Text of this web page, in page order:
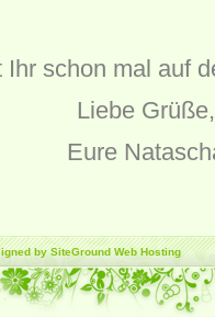
Ihr schon mal auf
Liebe Grüße,
Eure
by SiteGroundWeb Hosting